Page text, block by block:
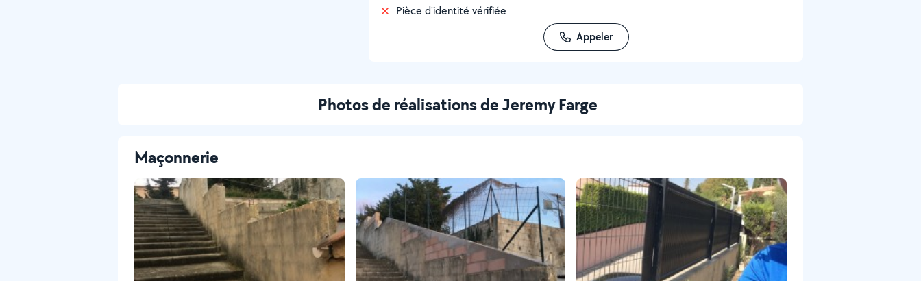
Pièce d'identité vérifiée
Appeler
Photos de réalisations de Jeremy Farge
Maçonnerie